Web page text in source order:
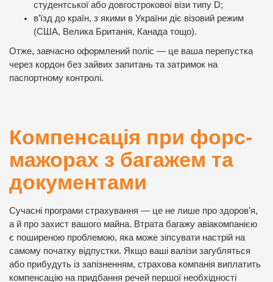
студентської або довгострокової візи типу D;
в’їзд до країн, з якими в України діє візовий режим
(США, Велика Британія, Канада тощо).
Отже, завчасно оформлений поліс — це ваша перепустка
через кордон без зайвих запитань та затримок на
паспортному контролі.
Компенсація при форс-
мажорах з багажем та
документами
Сучасні програми страхування — це не лише про здоров’я,
а й про захист вашого майна. Втрата багажу авіакомпанією
є поширеною проблемою, яка може зіпсувати настрій на
самому початку відпустки. Якщо ваші валізи загубляться
або прибудуть із запізненням, страхова компанія виплатить
компенсацію на придбання речей першої необхідності